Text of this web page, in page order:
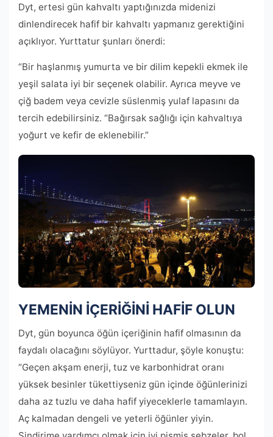
Dyt, ertesi gün kahvaltı yaptığınızda midenizi
dinlendirecek hafif bir kahvaltı yapmanız gerektiğini
açıklıyor. Yurttatur şunları önerdi:
“Bir haşlanmış yumurta ve bir dilim kepekli ekmek ile
yeşil salata iyi bir seçenek olabilir. Ayrıca meyve ve
çiğ badem veya cevizle süslenmiş yulaf lapasını da
tercih edebilirsiniz. “Bağırsak sağlığı için kahvaltıya
yoğurt ve kefir de eklenebilir.”
YEMENİN İÇERİĞİNİ HAFİF OLUN
Dyt, gün boyunca öğün içeriğinin hafif olmasının da
faydalı olacağını söylüyor. Yurttadur, şöyle konuştu:
“Geçen akşam enerji, tuz ve karbonhidrat oranı
yüksek besinler tükettiyseniz gün içinde öğünlerinizi
daha az tuzlu ve daha hafif yiyeceklerle tamamlayın.
Aç kalmadan dengeli ve yeterli öğünler yiyin.